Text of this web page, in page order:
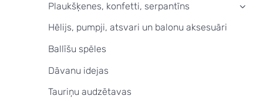
Plaukšķenes, konfetti, serpantīns
›
Hēlijs, pumpji, atsvari un balonu aksesuāri
Ballīšu spēles
Dāvanu idejas
Tauriņu audzētavas